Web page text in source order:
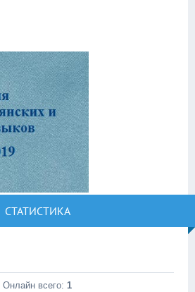
СТАТИСТИКА
Онлайн всего: 1